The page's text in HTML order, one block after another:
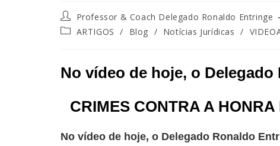
Professor & Coach Delegado Ronaldo Entringe
ARTIGOS
/ Blog / Notícias Jurídicas /
No vídeo de hoje, o
CRIMES CONTRA A
No vídeo de hoje, o Delegado Ronaldo